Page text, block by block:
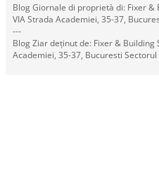
Blog Giornale di proprietà di: Fixer &
VIA Strada Academiei, 35-37,
---
Blog Ziar deținut de: Fixer & Building
Academiei, 35-37, Bucuresti Sectorul